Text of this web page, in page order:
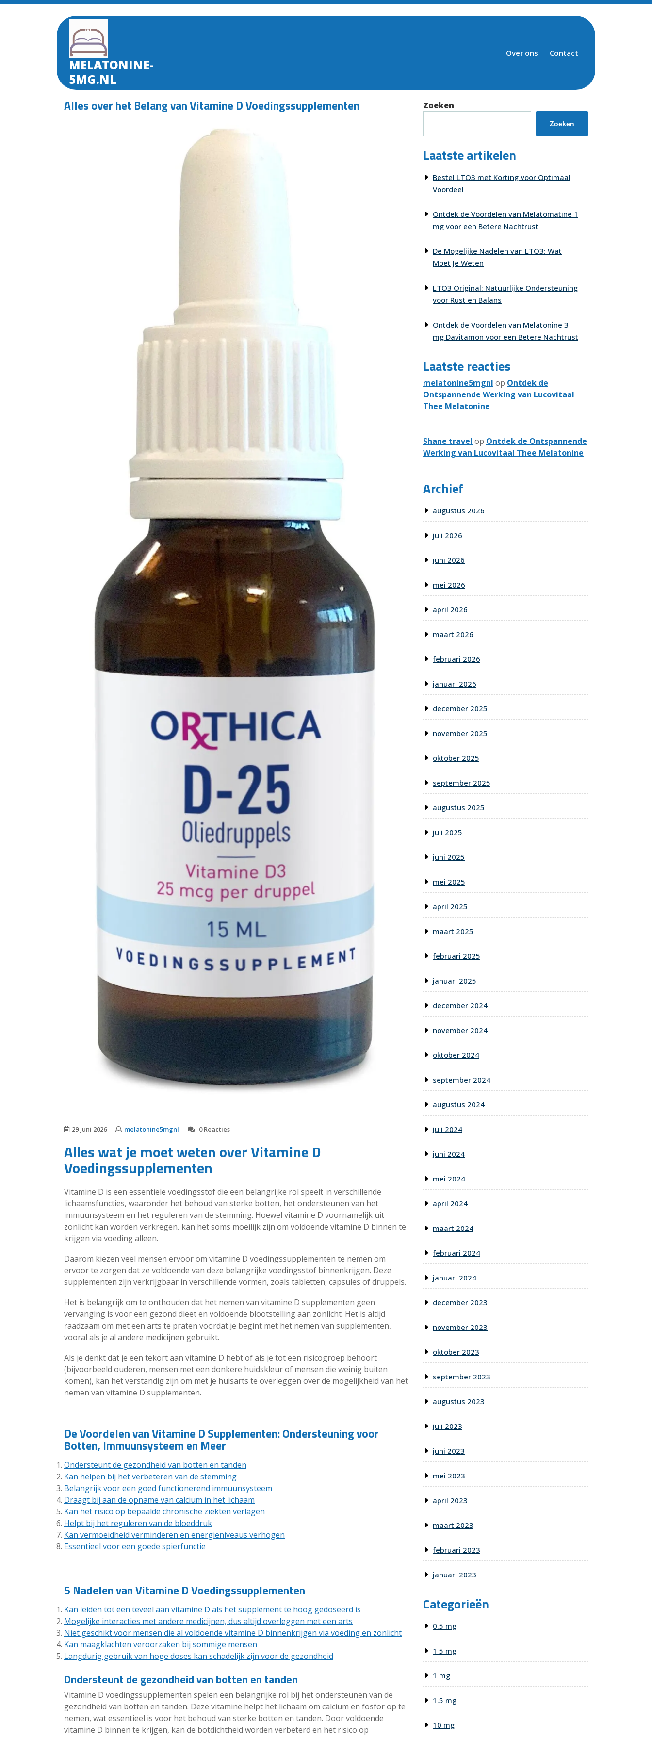
Skip
MELATONINE-
5MG.NL
Over ons Contact
Alles over het Belang van Vitamine D Voedingssupplementen
29 juni 2026 melatonine5mgnl 0 Reacties
Alles wat je moet weten over Vitamine D
Voedingssupplementen
Vitamine D is een essentiële voedingsstof die een belangrijke rol speelt in verschillende
lichaamsfuncties, waaronder het behoud van sterke botten, het ondersteunen van het
immuunsysteem en het reguleren van de stemming. Hoewel vitamine D voornamelijk uit
zonlicht kan worden verkregen, kan het soms moeilijk zijn om voldoende vitamine D binnen te
krijgen via voeding alleen.
Daarom kiezen veel mensen ervoor om vitamine D voedingssupplementen te nemen om
ervoor te zorgen dat ze voldoende van deze belangrijke voedingsstof binnenkrijgen. Deze
supplementen zijn verkrijgbaar in verschillende vormen, zoals tabletten, capsules of druppels.
Het is belangrijk om te onthouden dat het nemen van vitamine D supplementen geen
vervanging is voor een gezond dieet en voldoende blootstelling aan zonlicht. Het is altijd
raadzaam om met een arts te praten voordat je begint met het nemen van supplementen,
vooral als je al andere medicijnen gebruikt.
Als je denkt dat je een tekort aan vitamine D hebt of als je tot een risicogroep behoort
(bijvoorbeeld ouderen, mensen met een donkere huidskleur of mensen die weinig buiten
komen), kan het verstandig zijn om met je huisarts te overleggen over de mogelijkheid van het
nemen van vitamine D supplementen.
De Voordelen van Vitamine D Supplementen: Ondersteuning voor
Botten, Immuunsysteem en Meer
Ondersteunt de gezondheid van botten en tanden
Kan helpen bij het verbeteren van de stemming
Belangrijk voor een goed functionerend immuunsysteem
Draagt bij aan de opname van calcium in het lichaam
Kan het risico op bepaalde chronische ziekten verlagen
Helpt bij het reguleren van de bloeddruk
Kan vermoeidheid verminderen en energieniveaus verhogen
Essentieel voor een goede spierfunctie
5 Nadelen van Vitamine D Voedingssupplementen
Kan leiden tot een teveel aan vitamine D als het supplement te hoog gedoseerd is
Mogelijke interacties met andere medicijnen, dus altijd overleggen met een arts
Niet geschikt voor mensen die al voldoende vitamine D binnenkrijgen via voeding en zonlicht
Kan maagklachten veroorzaken bij sommige mensen
Langdurig gebruik van hoge doses kan schadelijk zijn voor de gezondheid
Ondersteunt de gezondheid van botten en tanden
Vitamine D voedingssupplementen spelen een belangrijke rol bij het ondersteunen van de
gezondheid van botten en tanden. Deze vitamine helpt het lichaam om calcium en fosfor op te
nemen, wat essentieel is voor het behoud van sterke botten en tanden. Door voldoende
vitamine D binnen te krijgen, kan de botdichtheid worden verbeterd en het risico op
Zoeken
Zoeken
Laatste artikelen
Bestel LTO3 met Korting voor Optimaal
Voordeel
Ontdek de Voordelen van Melatomatine 1
mg voor een Betere Nachtrust
De Mogelijke Nadelen van LTO3: Wat
Moet Je Weten
LTO3 Original: Natuurlijke Ondersteuning
voor Rust en Balans
Ontdek de Voordelen van Melatonine 3
mg Davitamon voor een Betere Nachtrust
Laatste reacties
melatonine5mgnl op Ontdek de
Ontspannende Werking van Lucovitaal
Thee Melatonine
Shane travel op Ontdek de Ontspannende
Werking van Lucovitaal Thee Melatonine
Archief
augustus 2026
juli 2026
juni 2026
mei 2026
april 2026
maart 2026
februari 2026
januari 2026
december 2025
november 2025
oktober 2025
september 2025
augustus 2025
juli 2025
juni 2025
mei 2025
april 2025
maart 2025
februari 2025
januari 2025
december 2024
november 2024
oktober 2024
september 2024
augustus 2024
juli 2024
juni 2024
mei 2024
april 2024
maart 2024
februari 2024
januari 2024
december 2023
november 2023
oktober 2023
september 2023
augustus 2023
juli 2023
juni 2023
mei 2023
april 2023
maart 2023
februari 2023
januari 2023
Categorieën
0.5 mg
1 5 mg
1 mg
1.5 mg
10 mg